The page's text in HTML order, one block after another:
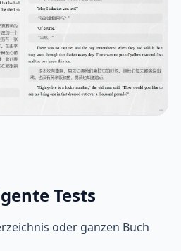
Tests
oder ganzen Buch